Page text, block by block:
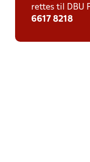
rettes til DBU
6617 8218